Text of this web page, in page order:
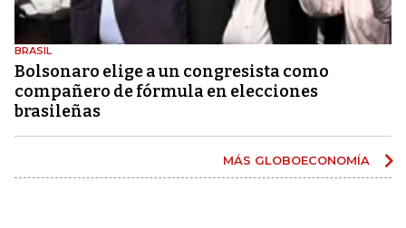
BRASIL
Bolsonaro elige a un congresista como
compañero de fórmula en elecciones
brasileñas
MÁS GLOBOECONOMÍA